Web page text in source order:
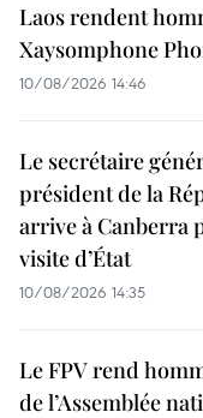
Laos rendent
Xaysomphone
10/08/2026 14:46
Le secrétaire
président de la
arrive à Canberra
visite d’État
10/08/2026 14:35
Le FPV rend
de l’Assemblée